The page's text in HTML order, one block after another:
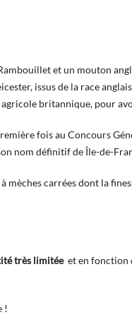
et un mouton
issus de la race
britannique, pour
fois au Concours
nom définitif de Île-de-
mèches carrées dont la
très limitéeet en fonction
!